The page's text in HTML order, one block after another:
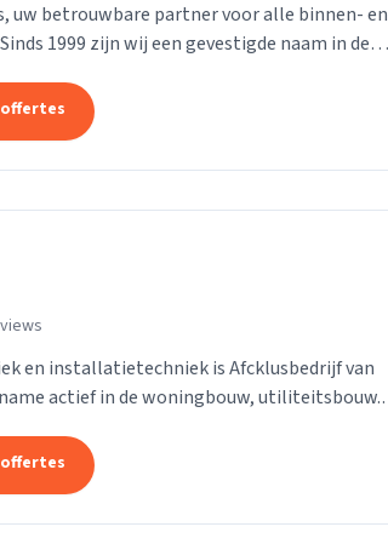
uw betrouwbare partner voor alle binnen- en
1999 zijn wij een gevestigde naam in de
en installatietechniek is Afcklusbedrijf van
actief in de woningbouw, utiliteitsbouw.